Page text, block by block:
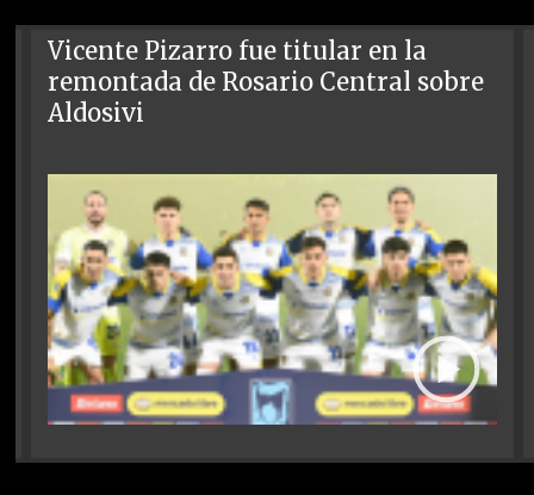
Vicente Pizarro fue titular en la
remontada de Rosario Central sobre
Aldosivi